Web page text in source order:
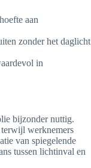
aan
zonder het daglicht
in
bijzonder nuttig.
werknemers
van spiegelende
tussen lichtinval en